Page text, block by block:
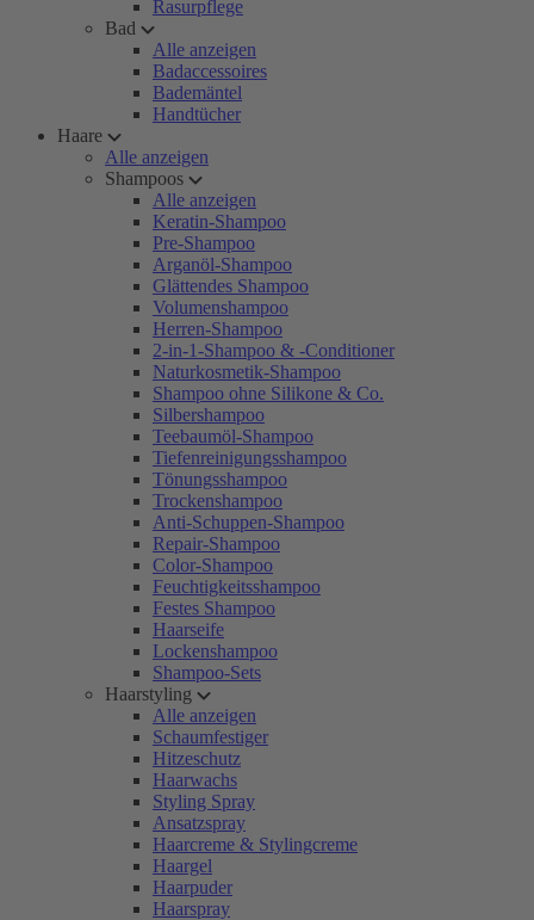
Rasurpflege
Bad
Alle anzeigen
Badaccessoires
Bademäntel
Handtücher
Haare
Alle anzeigen
Shampoos
Alle anzeigen
Keratin-Shampoo
Pre-Shampoo
Arganöl-Shampoo
Glättendes Shampoo
Volumenshampoo
Herren-Shampoo
2-in-1-Shampoo & -Conditioner
Naturkosmetik-Shampoo
Shampoo ohne Silikone & Co.
Silbershampoo
Teebaumöl-Shampoo
Tiefenreinigungsshampoo
Tönungsshampoo
Trockenshampoo
Anti-Schuppen-Shampoo
Repair-Shampoo
Color-Shampoo
Feuchtigkeitsshampoo
Festes Shampoo
Haarseife
Lockenshampoo
Shampoo-Sets
Haarstyling
Alle anzeigen
Schaumfestiger
Hitzeschutz
Haarwachs
Styling Spray
Ansatzspray
Haarcreme & Stylingcreme
Haargel
Haarpuder
Haarspray